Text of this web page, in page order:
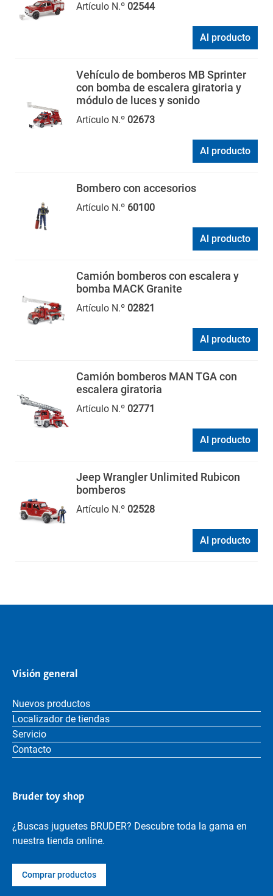
Artículo N.º 02544
Al producto
Vehículo de bomberos MB Sprinter
con bomba de escalera giratoria y
módulo de luces y sonido
Artículo N.º 02673
Al producto
Bombero con accesorios
Artículo N.º 60100
Al producto
Camión bomberos con escalera y
bomba MACK Granite
Artículo N.º 02821
Al producto
Camión bomberos MAN TGA con
escalera giratoria
Artículo N.º 02771
Al producto
Jeep Wrangler Unlimited Rubicon
bomberos
Artículo N.º 02528
Al producto
Visión general
Nuevos productos
Localizador de tiendas
Servicio
Contacto
Bruder toy shop
¿Buscas juguetes BRUDER? Descubre toda la gama en
nuestra tienda online.
Comprar productos